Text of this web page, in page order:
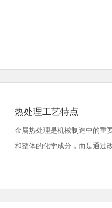
热处理工艺特点
金属热处理是机械制造中的重
和整体的化学成分，而是通过